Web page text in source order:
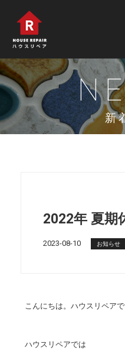
新
2022年 夏期
2023-08-10 お知らせ
こんにちは。ハウスリペア
ハウスリペアでは